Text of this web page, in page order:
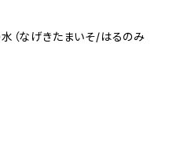
（なげきたまいそ/はるのみ